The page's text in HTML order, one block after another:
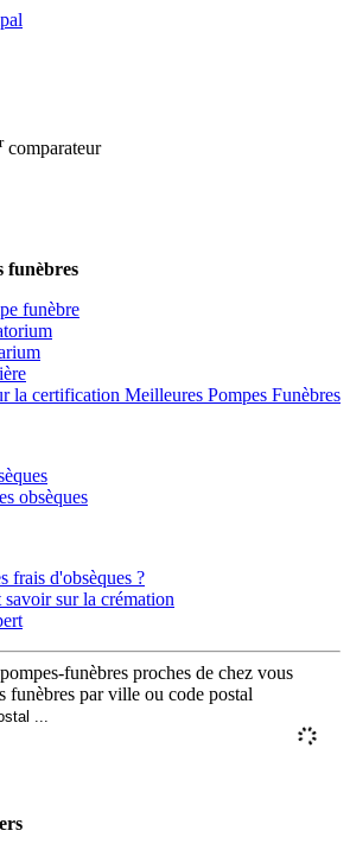
comparateur
funèbres
funèbre
la certification Meilleures Pompes Funèbres
obsèques
frais d'obsèques ?
sur la crémation
funèbres proches de chez vous
funèbres par ville ou code postal